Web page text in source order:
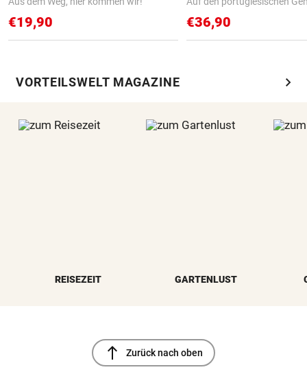
€19,90 €36,90
VORTEILSWELT MAGAZINE chevron_right
REISEZEIT GARTENLUST
north Zurück nach oben